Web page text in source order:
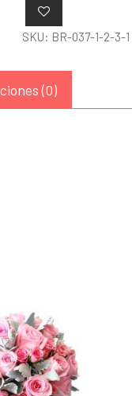
cantidad
SKU: BR-037-1-2-3-1
(0)